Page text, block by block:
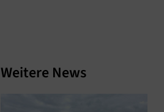
Weitere News